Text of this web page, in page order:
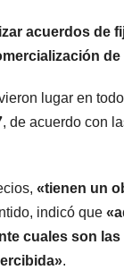
acuerdos de
de
lugar en
, de acuerdo con
«tienen un
indicó que
cuales son
.